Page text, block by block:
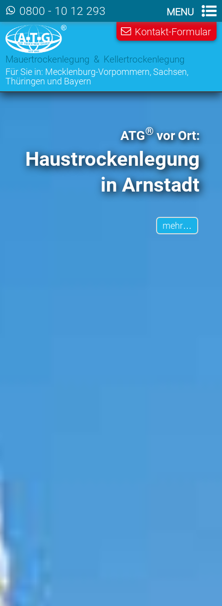
Zum Hauptinhalt der Seite MENU
Mauertrockenlegung & Kellertrockenlegung
Für Sie in: Mecklenburg-Vorpommern,Sachsen,
Thüringen und Bayern
0800 - 10 12 293
Kontakt-Formular
ATG®vor Ort:
Haustrocken­legung
in Arnstadt
mehr…